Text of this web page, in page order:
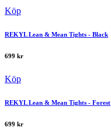
Köp
REKYL Lean & Mean Tights - Black
699 kr
Köp
REKYL Lean & Mean Tights - Forest
699 kr